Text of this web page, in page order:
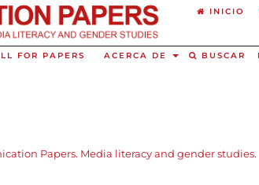
FOR PAPERS ACERCA DE BUSCAR
INICIO
Papers. Media literacy and gender studies.